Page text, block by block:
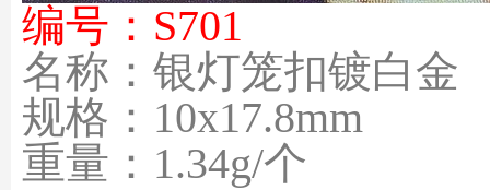
编号：S701
名称：银灯笼扣镀白金
规格：10x17.8mm
重量：1.34g/个